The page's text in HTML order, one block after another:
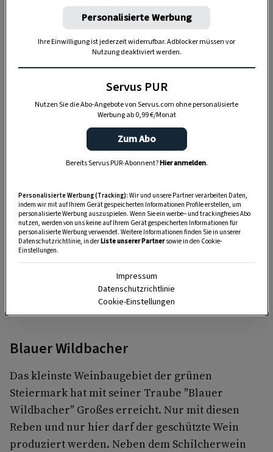
„Servus Garten“ auf WhatsApp
Nutzen Sie WhatsApp auf Ihrem Handy und lieben es, auf
dem Balkon, der Terrasse oder im Garten zu werkeln? In
unserem kostenlosen WhatsApp-Kanal finden Sie täglich
Tipps und Tricks für Garten, Terrasse, Balkon- und
Zimmerpflanzen.
HIER MEHR ERFAHREN
Blauer Wildbacher
Das kleinste Weinbaugebiet der grünen
Steiermark hat mit seiner Traube "Blauer
Wildbacher" Großes erreicht. Nur mit diesen
Reben und nur hier darf der geschützte Wein
produziert werden. Neben dem Schilcherwein
Personalisierte Werbung
Ihre Einwilligung ist jederzeit widerrufbar. Adblocker müssen vor
Nutzung deaktiviert werden.
Servus PUR
Nutzen Sie die Abo-Angebote von Servus.com ohne personalisierte
Werbung ab 0,99 €/Monat
Zum Abo
Bereits Servus PUR-Abonnent?Hier anmelden.
Personalisierte Werbung (Tracking): Wir und unsere Partner verarbeiten Daten,
indem wir mit auf Ihrem Gerät gespeicherten Informationen Profile erstellen, um
personalisierte Werbung auszuspielen. Wenn Sie ein werbe– und trackingfreies Abo
nutzen, werden von uns keine auf Ihrem Gerät gespeicherten Informationen für
personalisierte Werbung verwendet. Weitere Informationen finden Sie in unserer
Datenschutzrichtlinie, in derListe unserer Partnersowie in den Cookie-
Einstellungen.
Impressum
Datenschutzrichtlinie
Cookie-Einstellungen